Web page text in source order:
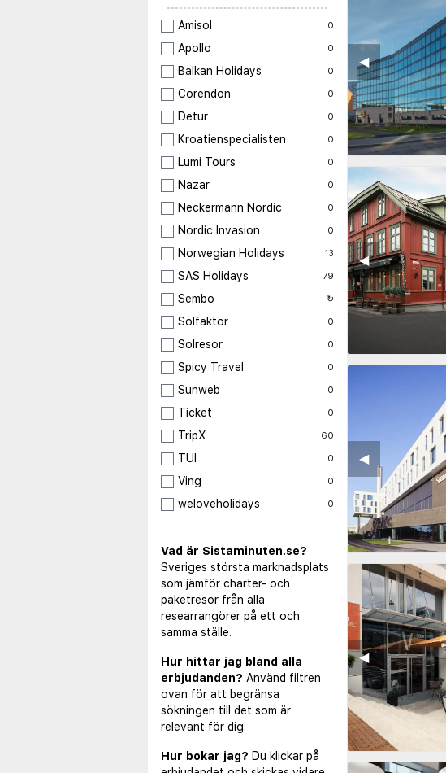
Amisol 0
Apollo 0
Balkan Holidays 0
Corendon 0
Detur 0
Kroatienspecialisten 0
Lumi Tours 0
Nazar 0
Neckermann Nordic 0
Nordic Invasion 0
Norwegian Holidays 13
SAS Holidays 79
Sembo ↻
Solfaktor 0
Solresor 0
Spicy Travel 0
Sunweb 0
Ticket 0
TripX 60
TUI 0
Ving 0
weloveholidays 0
Vad är Sistaminuten.se?
Sveriges största marknadsplats
som jämför charter- och
paketresor från alla
researrangörer på ett och
samma ställe.
Hur hittar jag bland alla
erbjudanden? Använd filtren
ovan för att begränsa
sökningen till det som är
relevant för dig.
Hur bokar jag? Du klickar på
◀︎
◀︎
◀︎
◀︎